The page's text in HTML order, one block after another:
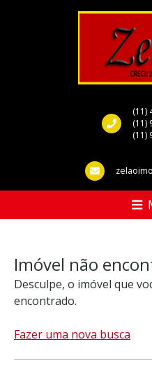
(11)
(11)
(11)
Imóvel não
Desculpe, o imóvel que
encontrado.
Fazer uma nova busca